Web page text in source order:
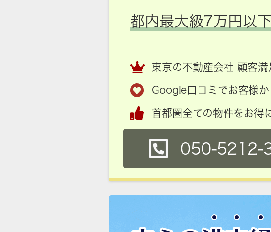
都内最大級7万円以
東京の不動産会社 顧客満
Google口コミでお客様
首都圏全ての物件をお得
050-5212-